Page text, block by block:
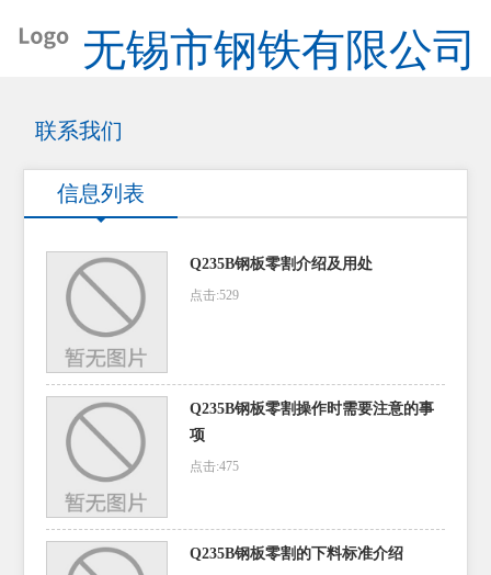
无锡市钢铁有限公司
联系我们
信息列表
Q235B钢板零割介绍及用处
点击:529
Q235B钢板零割操作时需要注意的事
项
点击:475
Q235B钢板零割的下料标准介绍